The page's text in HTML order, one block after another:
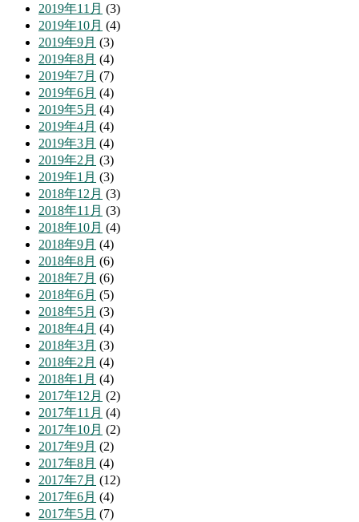
2019年11月 (3)
2019年10月 (4)
2019年9月 (3)
2019年8月 (4)
2019年7月 (7)
2019年6月 (4)
2019年5月 (4)
2019年4月 (4)
2019年3月 (4)
2019年2月 (3)
2019年1月 (3)
2018年12月 (3)
2018年11月 (3)
2018年10月 (4)
2018年9月 (4)
2018年8月 (6)
2018年7月 (6)
2018年6月 (5)
2018年5月 (3)
2018年4月 (4)
2018年3月 (3)
2018年2月 (4)
2018年1月 (4)
2017年12月 (2)
2017年11月 (4)
2017年10月 (2)
2017年9月 (2)
2017年8月 (4)
2017年7月 (12)
2017年6月 (4)
2017年5月 (7)